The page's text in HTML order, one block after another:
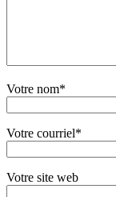
Votre nom*
Votre courriel*
Votre site web